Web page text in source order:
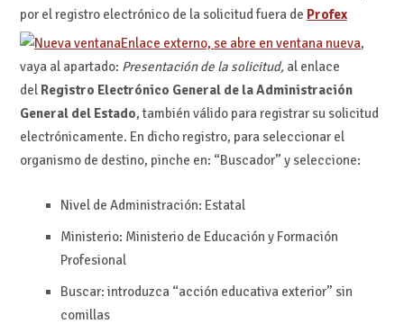
por el registro electrónico de la solicitud fuera de Profex
Enlace externo, se abre en ventana nueva,
vaya al apartado: Presentación de la solicitud,al enlace
del Registro Electrónico General de la Administración
General del Estado, también válido para registrar su solicitud
electrónicamente. En dicho registro, para seleccionar el
organismo de destino, pinche en: “Buscador” y seleccione:
Nivel de Administración: Estatal
Ministerio: Ministerio de Educación y Formación
Profesional
Buscar: introduzca “acción educativa exterior” sin
comillas